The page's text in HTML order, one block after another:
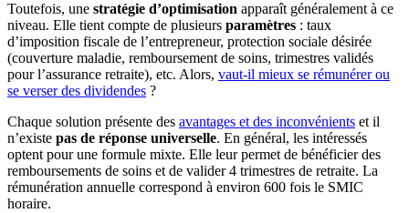
Toutefois, une stratégie d’optimisation apparaît généralement à ce
niveau. Elle tient compte de plusieurs paramètres : taux
d’imposition fiscale de l’entrepreneur, protection sociale désirée
(couverture maladie, remboursement de soins, trimestres validés
pour l’assurance retraite), etc. Alors, vaut-il mieux se rémunérer ou
se verser des dividendes ?
Chaque solution présente des avantages et des inconvénients et il
n’existe pas de réponse universelle. En général, les intéressés
optent pour une formule mixte. Elle leur permet de bénéficier des
remboursements de soins et de valider 4 trimestres de retraite. La
rémunération annuelle correspond à environ 600 fois le SMIC
horaire.